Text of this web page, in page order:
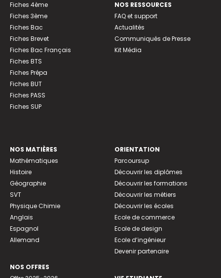
Fiches 4ème
Fiches 3ème
Fiches Bac
Fiches Brevet
Fiches Bac Français
Fiches BTS
Fiches Prépa
Fiches BUT
Fiches PASS
Fiches SUP
NOS RESSOURCES
FAQ et support
Actualités
Communiqués de Presse
Kit Média
NOS MATIÈRES
Mathématiques
Histoire
Géographie
SVT
Physique Chimie
Anglais
Espagnol
Allemand
NOS OFFRES
ORIENTATION
Parcoursup
Découvrir les diplômes
Découvrir les formations
Découvrir les métiers
Découvrir les écoles
Ecole de commerce
Ecole de design
Ecole d’ingénieur
Devenir partenaire